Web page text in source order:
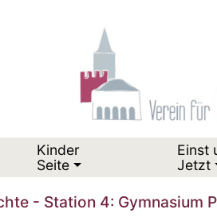
Kinder
Seite
Einst
Jetzt
- Station 4: Gymnasium